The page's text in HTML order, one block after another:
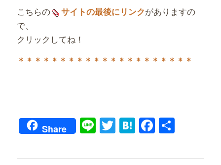
こちらの
サイトの最後にリンクがありますの
で、
クリックしてね！
＊＊＊＊＊＊＊＊＊＊＊＊＊＊＊＊＊＊＊＊＊
Share LineTwitter
Hatena共